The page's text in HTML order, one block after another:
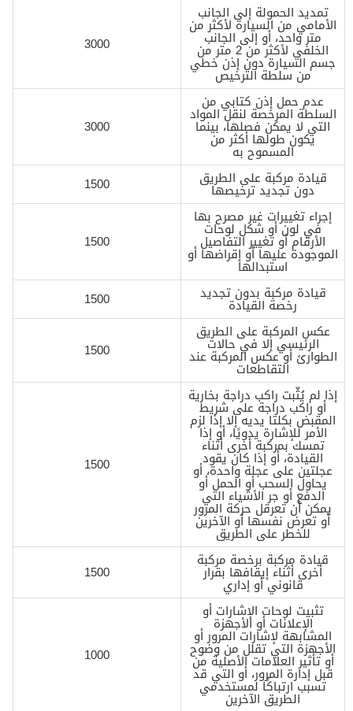
تمديد الحمولة إلى الجانب
الأمامي من السيارة لأكثر من
متر واحد، أو إلى الجانب
الخلفي لأكثر من 2 متر من
جسم السيارة دون إذن خطي
من سلطة الترخيص
3000
عدم حمل إذن كتابي من
السلطة المرخصة لنقل المواد
التي لا يمكن فصلها، بينما
يكون طولها أكثر من
المسموح به
3000
قيادة مركبة على الطريق
دون تجديد ترخيصها
1500
إجراء تغييرات غير مصرح بها
في لون أو شكل لوحات
الأرقام أو تغيير التفاصيل
الموجودة عليها أو إقراضها أو
استبدالها
1500
قيادة مركبة بدون تجديد
رخصة القيادة
1500
عكس المركبة على الطريق
الرئيسي إلا في حالات
الطوارئ أو عكس المركبة عند
التقاطعات
1500
إذا لم يُثّبت راكب دراجة بخارية
أو راكب دراجة على شريط
المقبض بكلتا يديه إلا إذا لزم
الأمر للإشارة يدويًا، أو إذا
تمسك بمركبة أخرى أثناء
القيادة، أو إذا كان يقود
عجلتين على عجلة واحدة، أو
يحاول السحب أو الحمل أو
الدفع أو جر الأشياء التي
يمكن أن تعرقل حركة المرور
أو تعرض نفسها أو الآخرين
للخطر على الطريق
1500
قيادة مركبة برخصة مركبة
أخرى أثناء إيقافها بقرار
قانوني أو إداري
1500
تثبيت لوحات الإشارات أو
الإعلانات أو الأجهزة
المشابهة لإشارات المرور أو
الأجهزة التي تقلل من وضوح
أو تأثير العلامات الأصلية من
قبل إدارة المرور، أو التي قد
تسبب ارتباكًا لمستخدمي
الطريق الآخرين
1000